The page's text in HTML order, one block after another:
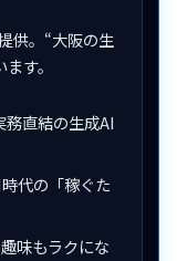
供。“大阪の生
す。
直結の生成AI
代の「稼ぐた
味もラクにな